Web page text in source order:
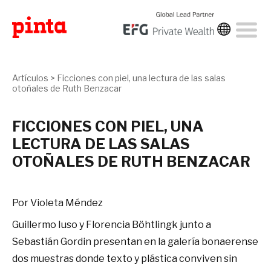
Artículos > Ficciones con piel, una lectura de las salas
otoñales de Ruth Benzacar
FICCIONES CON PIEL, UNA
LECTURA DE LAS SALAS
OTOÑALES DE RUTH BENZACAR
Por Violeta Méndez
Guillermo Iuso y Florencia Böhtlingk junto a
Sebastián Gordin presentan en la galería bonaerense
dos muestras donde texto y plástica conviven sin